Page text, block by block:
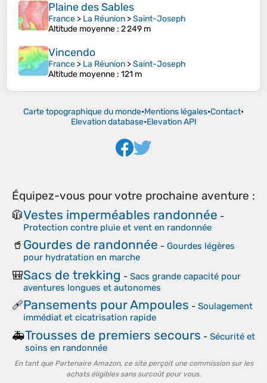
Plaine des Sables
France > La Réunion >Saint-Joseph
Altitude moyenne : 2 249 m
Vincendo
France > La Réunion >Saint-Joseph
Altitude moyenne : 121 m
Carte topographique du monde•Mentions légales•Contact•
Elevation database•Elevation API
Équipez-vous pour votre prochaine aventure :
🧥Vestes imperméables randonnée -
Protection contre pluie et vent en randonnée
🥤 Gourdes de randonnée - Gourdes légères
pour hydratation en marche
🎒Sacs de trekking - Sacs grande capacité pour
aventures longues et autonomes
🩹Pansements pour Ampoules - Soulagement
immédiat et cicatrisation rapide
🚑Trousses de premiers secours - Sécurité et
soins en randonnée
En tant que Partenaire Amazon, ce site perçoit une commission sur les
achats éligibles sans surcoût pour vous.